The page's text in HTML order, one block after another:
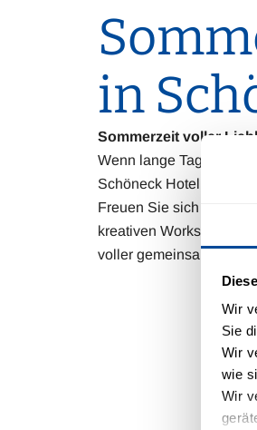
Wir
Sie
Wir
wie
Wir
in
Sommerzeit voller
Wenn lange Tage nach
Schöneck Hotel &
Freuen Sie sich auf ein
kreativen Workshops
voller gemeinsamer